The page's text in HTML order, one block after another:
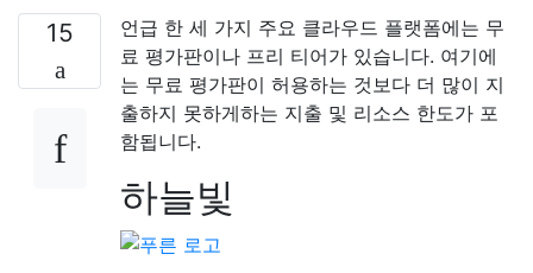
15
언급 한 세 가지 주요 클라우드 플랫폼에는 무
료 평가판이나 프리 티어가 있습니다. 여기에
는 무료 평가판이 허용하는 것보다 더 많이 지
출하지 못하게하는 지출 및 리소스 한도가 포
함됩니다.
하늘빛